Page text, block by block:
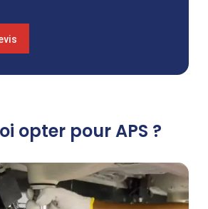
opter pour APS ?